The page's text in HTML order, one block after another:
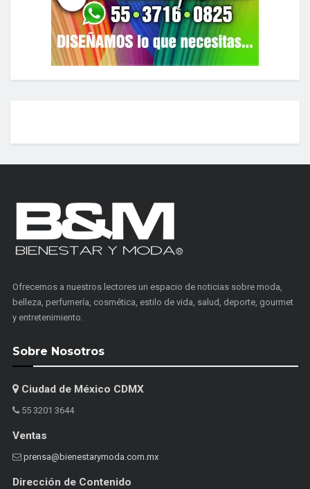
Ofrecemos a nuestros lectores un espacio de noticias sobre moda,
belleza, perfumería, cosmética, estilo de vida, salud, deporte, gourmet
y entretenimiento.
Sobre Nosotros
Ciudad de México CDMX
55 3201 3644
Ventas
prensa@bienestarymoda.com.mx
Dirección de Contenido